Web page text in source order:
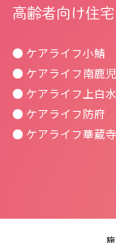
高齢者向け住宅
● ケアライフ小鯖
● ケアライフ南鹿
● ケアライフ上白水
● ケアライフ防府
● ケアライフ華蔵寺